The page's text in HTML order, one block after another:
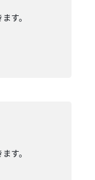
す。
す。